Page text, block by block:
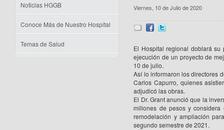
Noticias HGGB
Conoce Más de Nuestro Hospital
Temas de Salud
Viernes, 10 de Julio de 2020
El Hospital regional doblará su
ejecución de un proyecto de
10 de julio.
Así lo informaron los directores
Carlos Capurro, quienes
adjudicó las obras.
El Dr. Grant anunció que la
millones de pesos y considera
remodelación y ampliación
segundo semestre de 2021.